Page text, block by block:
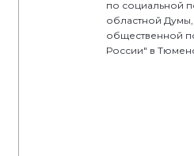
по социальной
областной
общественной
России" в